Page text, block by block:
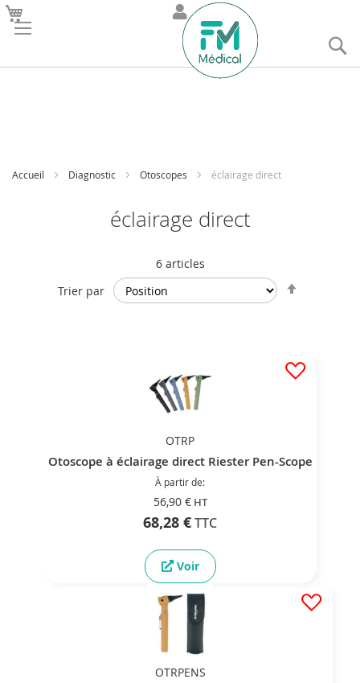
Accueil Diagnostic Otoscopes éclairage direct
éclairage direct
6articles
Trier par
OTRP
Otoscope à éclairage direct Riester Pen-Scope
À partir de
56,90 €
68,28 €
Voir
OTRPENS